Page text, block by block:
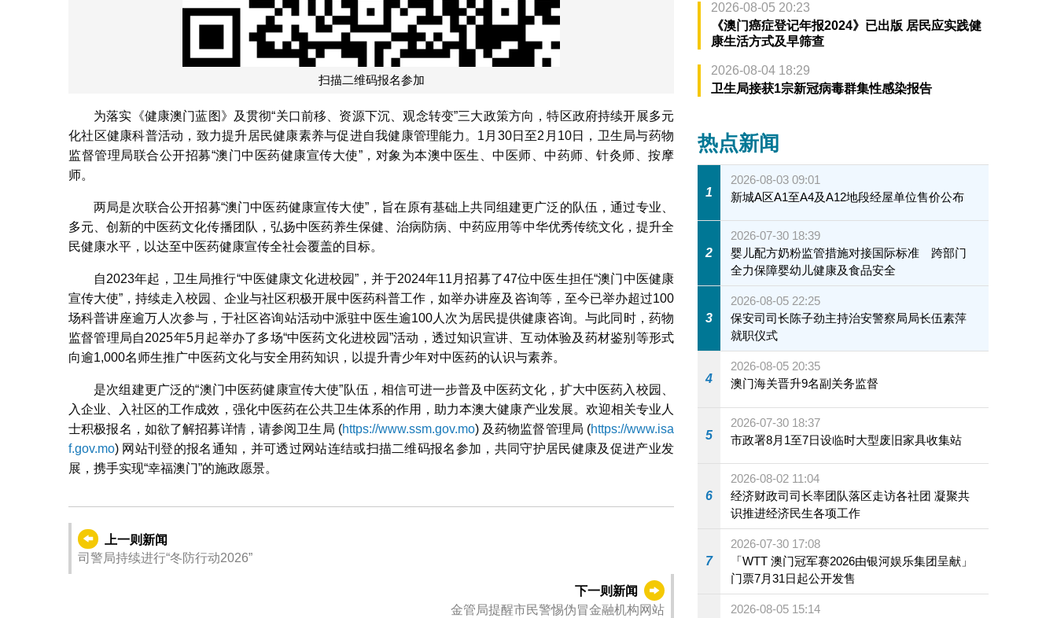
扫描二维码报名参加
为落实《健康澳门蓝图》及贯彻“关口前移、资源下沉、观念转变”三大政策方向，特区政府持续开展多元
化社区健康科普活动，致力提升居民健康素养与促进自我健康管理能力。1月30日至2月10日，卫生局与药物
监督管理局联合公开招募“澳门中医药健康宣传大使”，对象为本澳中医生、中医师、中药师、针灸师、按摩
师。
两局是次联合公开招募“澳门中医药健康宣传大使”，旨在原有基础上共同组建更广泛的队伍，通过专业、
多元、创新的中医药文化传播团队，弘扬中医药养生保健、治病防病、中药应用等中华优秀传统文化，提升全
民健康水平，以达至中医药健康宣传全社会覆盖的目标。
自2023年起，卫生局推行“中医健康文化进校园”，并于2024年11月招募了47位中医生担任“澳门中医健康
宣传大使”，持续走入校园、企业与社区积极开展中医药科普工作，如举办讲座及咨询等，至今已举办超过100
场科普讲座逾万人次参与，于社区咨询站活动中派驻中医生逾100人次为居民提供健康咨询。与此同时，药物
监督管理局自2025年5月起举办了多场“中医药文化进校园”活动，透过知识宣讲、互动体验及药材鉴别等形式
向逾1,000名师生推广中医药文化与安全用药知识，以提升青少年对中医药的认识与素养。
是次组建更广泛的“澳门中医药健康宣传大使”队伍，相信可进一步普及中医药文化，扩大中医药入校园、
入企业、入社区的工作成效，强化中医药在公共卫生体系的作用，助力本澳大健康产业发展。欢迎相关专业人
士积极报名，如欲了解招募详情，请参阅卫生局 (https://www.ssm.gov.mo) 及药物监督管理局 (https://www.isa
f.gov.mo) 网站刊登的报名通知，并可透过网站连结或扫描二维码报名参加，共同守护居民健康及促进产业发
展，携手实现“幸福澳门”的施政愿景。
上一则新闻
司警局持续进行“冬防行动2026”
下一则新闻
金管局提醒市民警惕伪冒金融机构网站
2026-08-05 20:23
《澳门癌症登记年报2024》已出版 居民应实践健
康生活方式及早筛查
2026-08-04 18:29
卫生局接获1宗新冠病毒群集性感染报告
热点新闻
1
2026-08-03 09:01
新城A区A1至A4及A12地段经屋单位售价公布
2
2026-07-30 18:39
婴儿配方奶粉监管措施对接国际标准 跨部门
全力保障婴幼儿健康及食品安全
3
2026-08-05 22:25
保安司司长陈子劲主持治安警察局局长伍素萍
就职仪式
4
2026-08-05 20:35
澳门海关晋升9名副关务监督
5
2026-07-30 18:37
市政署8月1至7日设临时大型废旧家具收集站
6
2026-08-02 11:04
经济财政司司长率团队落区走访各社团 凝聚共
识推进经济民生各项工作
7
2026-07-30 17:08
「WTT 澳门冠军赛2026由银河娱乐集团呈献」
门票7月31日起公开发售
2026-08-05 15:14